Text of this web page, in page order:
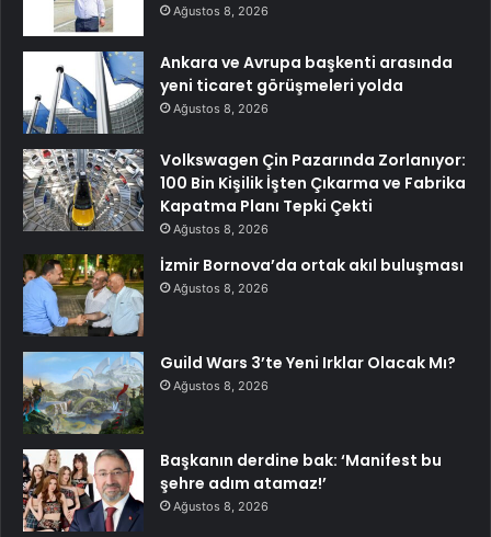
Ağustos 8, 2026
Ankara ve Avrupa başkenti arasında
yeni ticaret görüşmeleri yolda
Ağustos 8, 2026
Volkswagen Çin Pazarında Zorlanıyor:
100 Bin Kişilik İşten Çıkarma ve Fabrika
Kapatma Planı Tepki Çekti
Ağustos 8, 2026
İzmir Bornova’da ortak akıl buluşması
Ağustos 8, 2026
Guild Wars 3’te Yeni Irklar Olacak Mı?
Ağustos 8, 2026
Başkanın derdine bak: ‘Manifest bu
şehre adım atamaz!’
Ağustos 8, 2026